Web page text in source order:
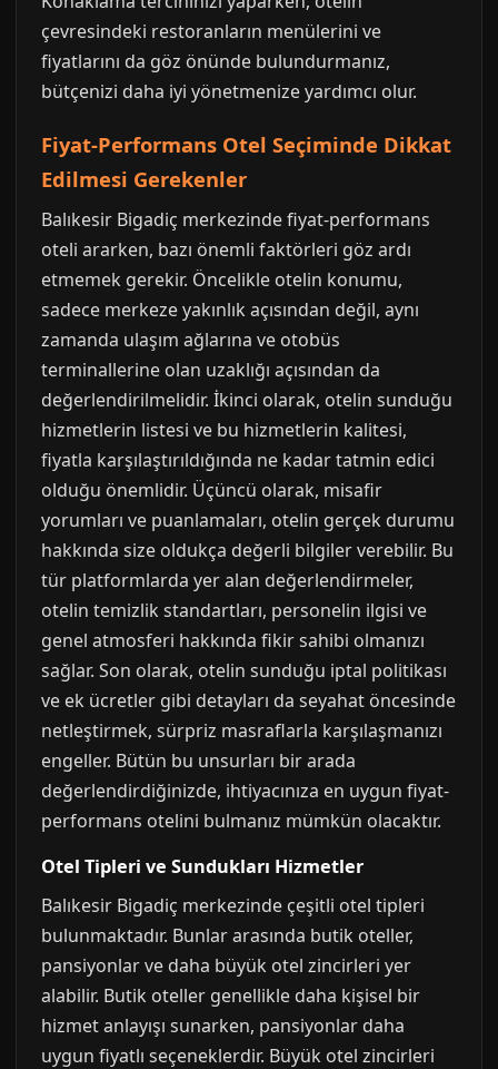
çevresindeki restoranların menülerini ve
fiyatlarını da göz önünde bulundurmanız,
bütçenizi daha iyi yönetmenize yardımcı olur.
Fiyat-Performans Otel Seçiminde Dikkat
Edilmesi Gerekenler
Balıkesir Bigadiç merkezinde fiyat-performans
oteli ararken, bazı önemli faktörleri göz ardı
etmemek gerekir. Öncelikle otelin konumu,
sadece merkeze yakınlık açısından değil, aynı
zamanda ulaşım ağlarına ve otobüs
terminallerine olan uzaklığı açısından da
değerlendirilmelidir. İkinci olarak, otelin sunduğu
hizmetlerin listesi ve bu hizmetlerin kalitesi,
fiyatla karşılaştırıldığında ne kadar tatmin edici
olduğu önemlidir. Üçüncü olarak, misafir
yorumları ve puanlamaları, otelin gerçek durumu
hakkında size oldukça değerli bilgiler verebilir. Bu
tür platformlarda yer alan değerlendirmeler,
otelin temizlik standartları, personelin ilgisi ve
genel atmosferi hakkında fikir sahibi olmanızı
sağlar. Son olarak, otelin sunduğu iptal politikası
ve ek ücretler gibi detayları da seyahat öncesinde
netleştirmek, sürpriz masraflarla karşılaşmanızı
engeller. Bütün bu unsurları bir arada
değerlendirdiğinizde, ihtiyacınıza en uygun fiyat-
performans otelini bulmanız mümkün olacaktır.
Otel Tipleri ve Sundukları Hizmetler
Balıkesir Bigadiç merkezinde çeşitli otel tipleri
bulunmaktadır. Bunlar arasında butik oteller,
pansiyonlar ve daha büyük otel zincirleri yer
alabilir. Butik oteller genellikle daha kişisel bir
hizmet anlayışı sunarken, pansiyonlar daha
uygun fiyatlı seçeneklerdir. Büyük otel zincirleri